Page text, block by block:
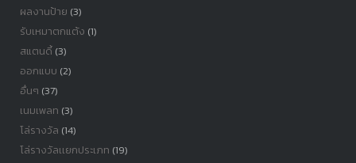
ผลงานป้าย (3)
รับเหมาตกแต้ง (1)
สแตนดี้(3)
ออกแบบ (2)
อื่นๆ (37)
เนมเพลท (3)
โล่รางวัล (14)
โล่รางวัลเเยกประเภท (19)